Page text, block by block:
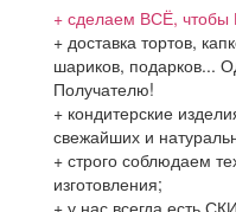
+ сделаем ВСЁ, чтобы
+ доставка тортов,
шариков,
Получателю!
+ кондитерские
свежайших и
+ строго соблюдаем
изготовления;
+ у нас всегда есть